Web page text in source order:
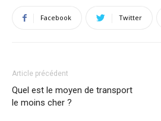
Facebook Twitter
Article précédent
Quel est le moyen de transport
le moins cher ?